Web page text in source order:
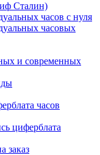
Сталин)
часов с нуля
часовых
и современных
часов
циферблата
заказ